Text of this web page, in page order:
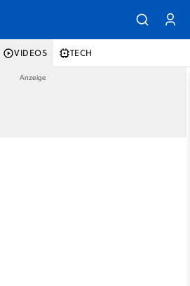
VIDEOS TECH